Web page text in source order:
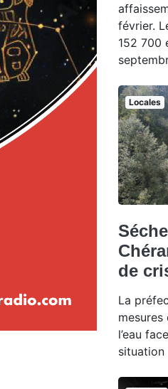
février.
152 700
Locales
de
La
l’eau
situation